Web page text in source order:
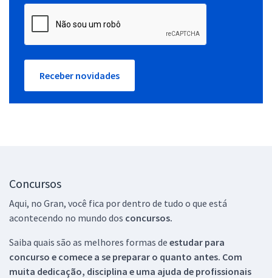
Receber novidades
Concursos
Aqui, no Gran, você fica por dentro de tudo o que está
acontecendo no mundo dos concursos.
Saiba quais são as melhores formas de estudar para
concurso e comece a se preparar o quanto antes. Com
muita dedicação, disciplina e uma ajuda de profissionais